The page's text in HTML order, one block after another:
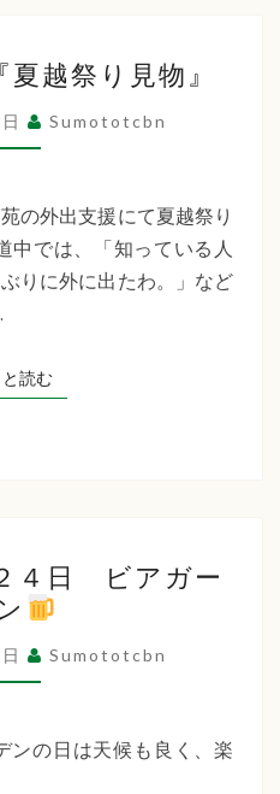
福
祉
会
ち
ば
な
『夏
越
祭
物』
越祭り見物』
Sumototcbn
外出支援にて夏越祭り
中では、「知っている人
りに外に出たわ。」など
読むもっと読む
０
２
６
年
月
４日 ビアガー
Sumototcbn
ンの日は天候も良く、楽